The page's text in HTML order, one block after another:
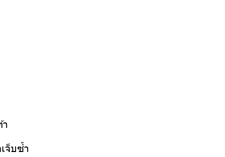
จ็บซ้ำ